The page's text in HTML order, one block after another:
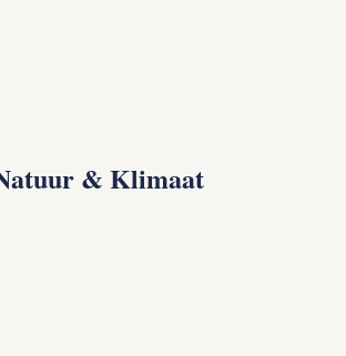
& Klimaat